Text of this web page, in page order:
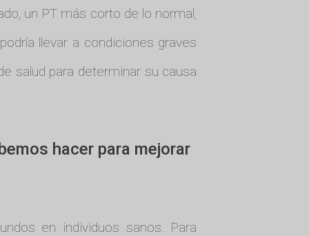
un PT más corto de lo normal,
llevar a condiciones graves
salud para determinar su causa
hacer para mejorar
en individuos sanos. Para